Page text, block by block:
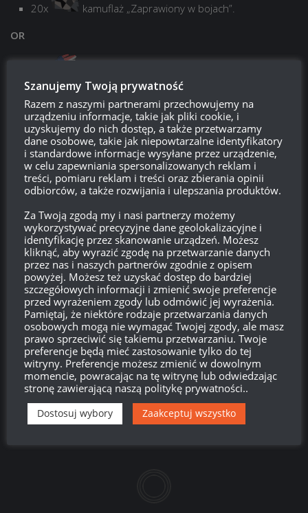
20x
kamuflaż „Zaprawiony w bojach”.
OR
20x Kamuflaż „Łowca”
Niestety, nie możemy utworzyć rankingu dla tego wydarzenia,
więc wszystkie wyniki obliczone zostaną po zakończeniu
zawodów.
barula
Pływający batyskaf bojowy. Monotematyczny
wojownik autostrad uwielbiający historię, a w
szczególności mongołów. W wolnych chwilach
łażący po lasach romantyk z nożem i składaną piłą.
Majtek okrętowy szukający dziury w całym, a w
szczególności WoWsie.
Szanujemy Twoją prywatność
Razem z naszymi partnerami przechowujemy na
urządzeniu informacje, takie jak pliki cookie, i
uzyskujemy do nich dostęp, a także przetwarzamy
dane osobowe, takie jak niepowtarzalne identyfikatory
i standardowe informacje wysyłane przez urządzenie,
w celu zapewniania spersonalizowanych reklam i
treści, pomiaru reklam i treści oraz zbierania opinii
odbiorców, a także rozwijania i ulepszania produktów.
Za Twoją zgodą my i nasi partnerzy możemy
wykorzystywać precyzyjne dane geolokalizacyjne i
identyfikację przez skanowanie urządzeń. Możesz
kliknąć, aby wyrazić zgodę na przetwarzanie danych
przez nas i naszych partnerów zgodnie z opisem
powyżej. Możesz też uzyskać dostęp do bardziej
szczegółowych informacji i zmienić swoje preferencje
przed wyrażeniem zgody lub odmówić jej wyrażenia.
Pamiętaj, że niektóre rodzaje przetwarzania danych
osobowych mogą nie wymagać Twojej zgody, ale masz
prawo sprzeciwić się takiemu przetwarzaniu. Twoje
preferencje będą mieć zastosowanie tylko do tej
witryny. Preferencje możesz zmienić w dowolnym
momencie, powracając na tę witrynę lub odwiedzając
stronę zawierającą naszą politykę prywatności..
Dostosuj wybory Zaakceptuj wszystko